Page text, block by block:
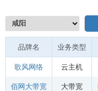
品牌名 业务类型
歌风网络 云主机
佰网大带宽 大带宽